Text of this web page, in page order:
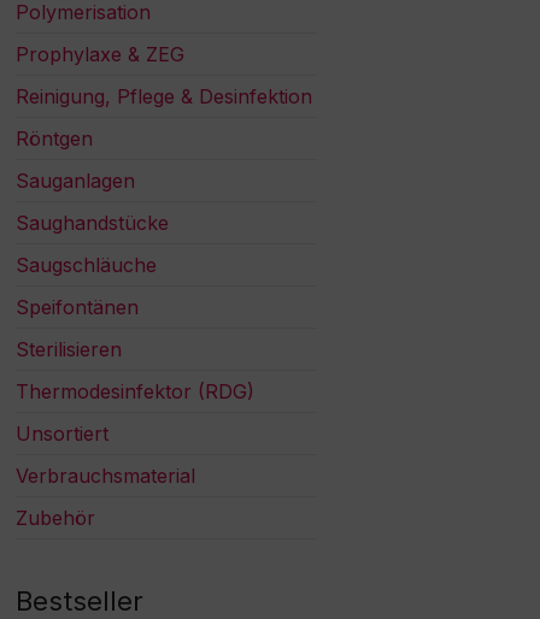
Polymerisation
Prophylaxe & ZEG
Reinigung, Pflege & Desinfektion
Röntgen
Sauganlagen
Saughandstücke
Saugschläuche
Speifontänen
Sterilisieren
Thermodesinfektor (RDG)
Unsortiert
Verbrauchsmaterial
Zubehör
Bestseller